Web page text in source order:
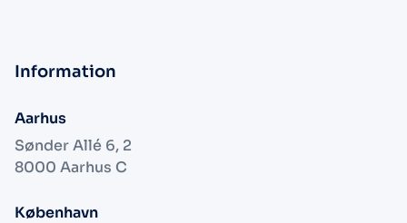
Information
Aarhus
Sønder Allé 6, 2
8000 Aarhus C
København